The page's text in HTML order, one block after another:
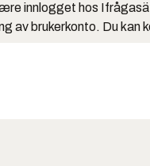
innlogget hos
av brukerkonto. Du kan